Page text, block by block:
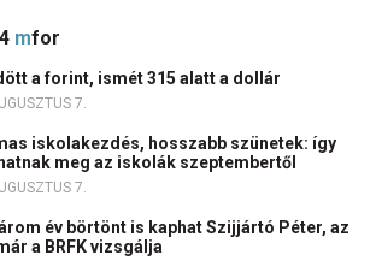
mfor
a forint, ismét 315 alatt a dollár
7.
iskolakezdés, hosszabb szünetek: így
meg az iskolák szeptembertől
7.
év börtönt is kaphat Szijjártó Péter, az
a BRFK vizsgálja